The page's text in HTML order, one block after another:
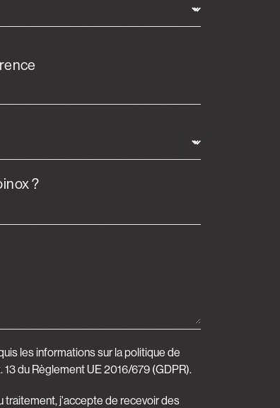
?
les informations sur la politique de
du Règlement UE 2016/679 (GDPR).
traitement, j'accepte de recevoir des